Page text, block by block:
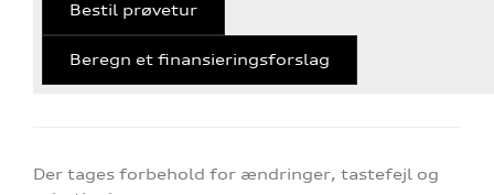
Bestil prøvetur
Beregn et finansieringsforslag
Der tages forbehold for ændringer, tastefejl og